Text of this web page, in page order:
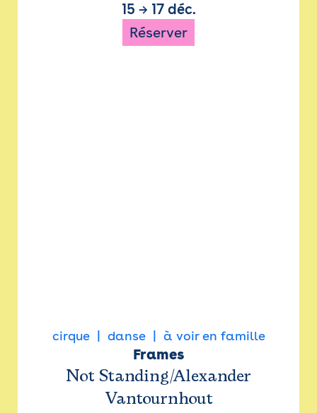
15 → 17 déc.
Réserver
cirque danse à voir en famille
Frames
Not Standing/Alexander
Vantournhout